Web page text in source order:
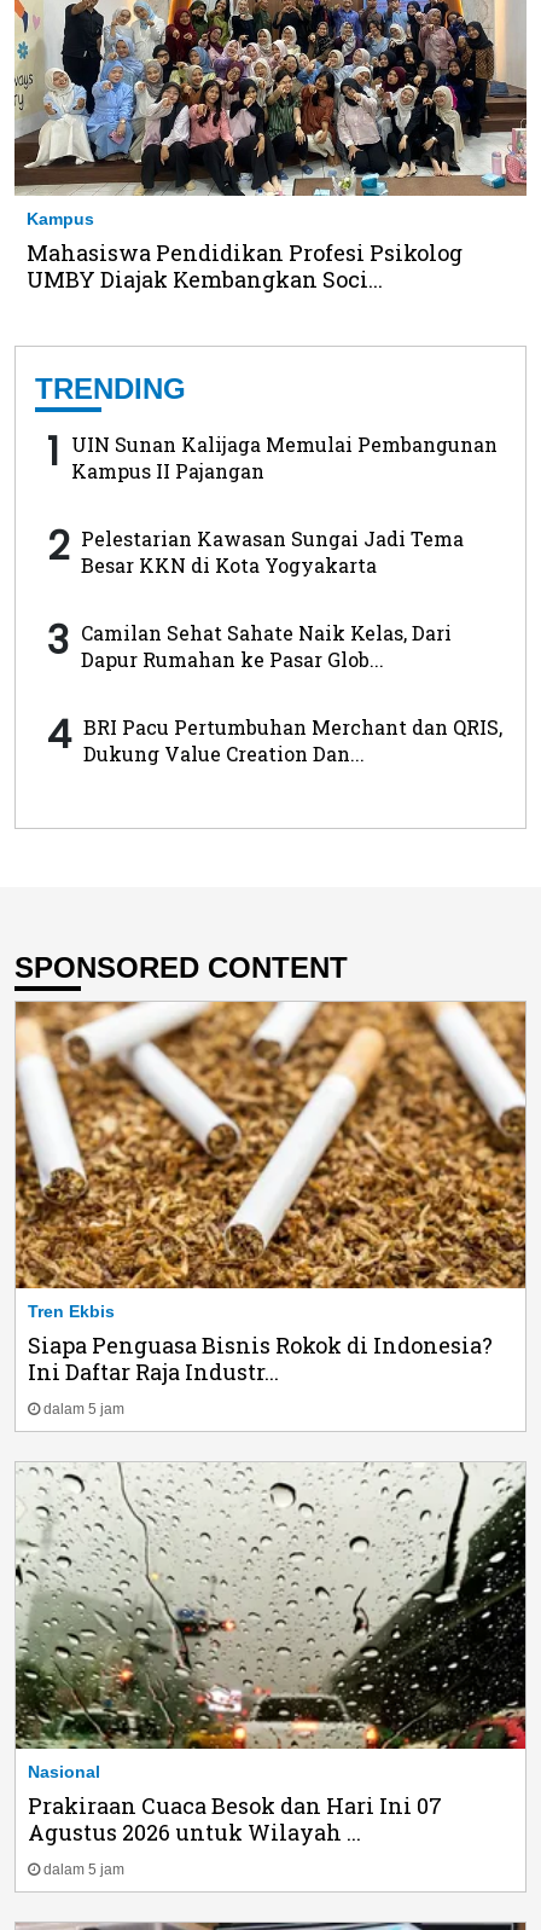
Kampus
Mahasiswa Pendidikan Profesi Psikolog
UMBY Diajak Kembangkan Soci...
TRENDING
1 UIN Sunan Kalijaga Memulai Pembangunan
Kampus II Pajangan
2 Pelestarian Kawasan Sungai Jadi Tema
Besar KKN di Kota Yogyakarta
3 Camilan Sehat Sahate Naik Kelas, Dari
Dapur Rumahan ke Pasar Glob...
4 BRI Pacu Pertumbuhan Merchant dan QRIS,
Dukung Value Creation Dan...
SPONSORED CONTENT
Tren Ekbis
Siapa Penguasa Bisnis Rokok di Indonesia?
Ini Daftar Raja Industr...
dalam 5 jam
Nasional
Prakiraan Cuaca Besok dan Hari Ini 07
Agustus 2026 untuk Wilayah ...
dalam 5 jam